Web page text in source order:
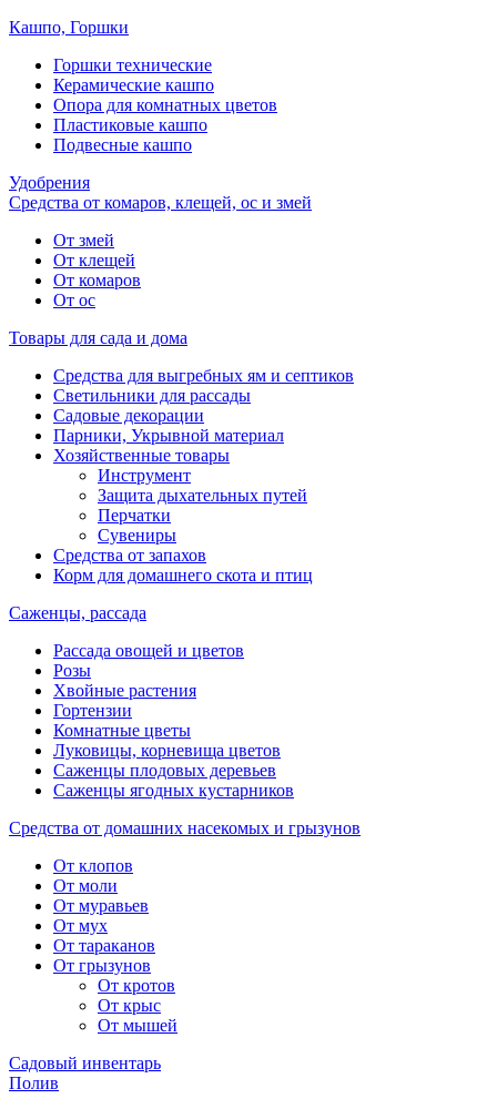
Кашпо, Горшки
Горшки технические
Керамические кашпо
Опора для комнатных цветов
Пластиковые кашпо
Подвесные кашпо
Удобрения
Средства от комаров, клещей, ос и змей
От змей
От клещей
От комаров
От ос
Товары для сада и дома
Средства для выгребных ям и септиков
Светильники для рассады
Садовые декорации
Парники, Укрывной материал
Хозяйственные товары
Инструмент
Защита дыхательных путей
Перчатки
Сувениры
Средства от запахов
Корм для домашнего скота и птиц
Саженцы, рассада
Рассада овощей и цветов
Розы
Хвойные растения
Гортензии
Комнатные цветы
Луковицы, корневища цветов
Саженцы плодовых деревьев
Саженцы ягодных кустарников
Средства от домашних насекомых и грызунов
От клопов
От моли
От муравьев
От мух
От тараканов
От грызунов
От кротов
От крыс
От мышей
Садовый инвентарь
Полив